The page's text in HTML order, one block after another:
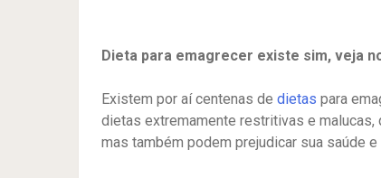
Dieta para emagrecer existe sim, veja
Existem por aí centenas de dietas para
dietas extremamente restritivas e malucas,
mas também podem prejudicar sua saúde